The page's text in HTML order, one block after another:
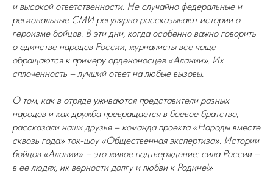
и высокой ответственности. Не случайно федеральные и
региональные СМИ регулярно рассказывают истории о
героизме бойцов. В эти дни, когда особенно важно говорить
о единстве народов России, журналисты все чаще
обращаются к примеру орденоносцев «Алании». Их
сплоченность – лучший ответ на любые вызовы.
О том, как в отряде уживаются представители разных
народов и как дружба превращается в боевое братство,
рассказали наши друзья – команда проекта «Народы вместе
сквозь года» ток-шоу «Общественная экспертиза». Истории
бойцов «Алании» – это живое подтверждение: сила России –
в ее людях, их верности долгу и любви к Родине!»